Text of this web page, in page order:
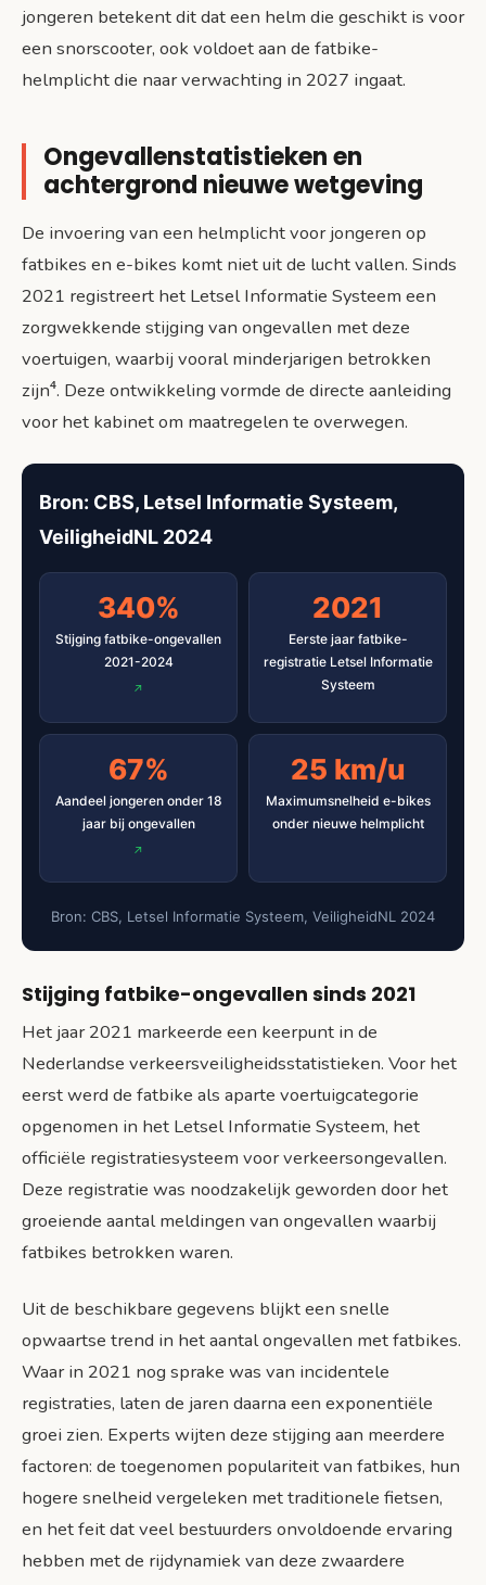
jongeren betekent dit dat een helm die geschikt is voor
een snorscooter, ook voldoet aan de fatbike-
helmplicht die naar verwachting in 2027 ingaat.
Ongevallenstatistieken en
achtergrond nieuwe wetgeving
De invoering van een helmplicht voor jongeren op
fatbikes en e-bikes komt niet uit de lucht vallen. Sinds
2021 registreert het Letsel Informatie Systeem een
zorgwekkende stijging van ongevallen met deze
voertuigen, waarbij vooral minderjarigen betrokken
zijn⁴. Deze ontwikkeling vormde de directe aanleiding
voor het kabinet om maatregelen te overwegen.
Bron: CBS, Letsel Informatie Systeem,
VeiligheidNL 2024
340%
Stijging fatbike-ongevallen
2021-2024
2021
Eerste jaar fatbike-
registratie Letsel Informatie
Systeem
67%
Aandeel jongeren onder 18
jaar bij ongevallen
25 km/u
Maximumsnelheid e-bikes
onder nieuwe helmplicht
Bron: CBS, Letsel Informatie Systeem, VeiligheidNL 2024
Stijging fatbike-ongevallen sinds 2021
Het jaar 2021 markeerde een keerpunt in de
Nederlandse verkeersveiligheidsstatistieken. Voor het
eerst werd de fatbike als aparte voertuigcategorie
opgenomen in het Letsel Informatie Systeem, het
officiële registratiesysteem voor verkeersongevallen.
Deze registratie was noodzakelijk geworden door het
groeiende aantal meldingen van ongevallen waarbij
fatbikes betrokken waren.
Uit de beschikbare gegevens blijkt een snelle
opwaartse trend in het aantal ongevallen met fatbikes.
Waar in 2021 nog sprake was van incidentele
registraties, laten de jaren daarna een exponentiële
groei zien. Experts wijten deze stijging aan meerdere
factoren: de toegenomen populariteit van fatbikes, hun
hogere snelheid vergeleken met traditionele fietsen,
en het feit dat veel bestuurders onvoldoende ervaring
hebben met de rijdynamiek van deze zwaardere